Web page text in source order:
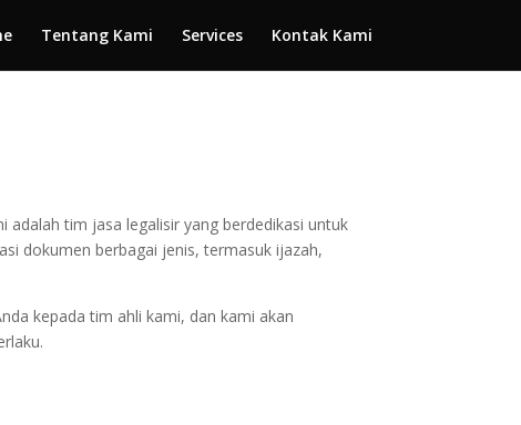
Tentang Kami Services Kontak Kami
adalah tim jasa legalisir yang berdedikasi untuk
dokumen berbagai jenis, termasuk ijazah,
kepada tim ahli kami, dan kami akan